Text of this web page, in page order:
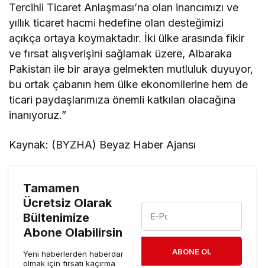
Tercihli Ticaret Anlaşması’na olan inancımızı ve
yıllık ticaret hacmi hedefine olan desteğimizi
açıkça ortaya koymaktadır. İki ülke arasında fikir
ve fırsat alışverişini sağlamak üzere, Albaraka
Pakistan ile bir araya gelmekten mutluluk duyuyor,
bu ortak çabanın hem ülke ekonomilerine hem de
ticari paydaşlarımıza önemli katkıları olacağına
inanıyoruz.”
Kaynak: (BYZHA) Beyaz Haber Ajansı
Tamamen
Ücretsiz Olarak
Bültenimize
Abone Olabilirsin
Yeni haberlerden haberdar
olmak için fırsatı kaçırma
ABONE OL